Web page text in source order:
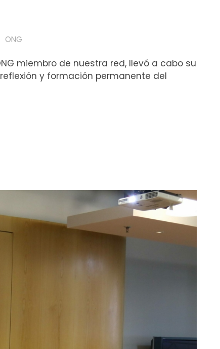
ONG
miembro de nuestra red, llevó a cabo su
y formación permanente del